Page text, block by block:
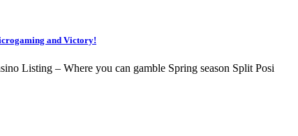
and Victory!
Listing – Where you can gamble Spring season Split Posi